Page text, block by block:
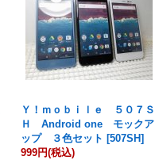
Ｙ！ｍｏｂｉｌｅ ５０７Ｓ
Ｈ Android one モックア
ップ ３色セット [507SH]
999円(税込)